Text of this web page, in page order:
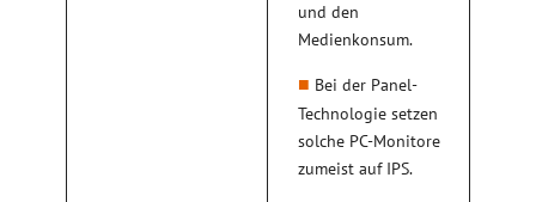
und den
Medienkonsum.
Bei der Panel-
Technologie setzen
solche PC-Monitore
zumeist auf IPS.